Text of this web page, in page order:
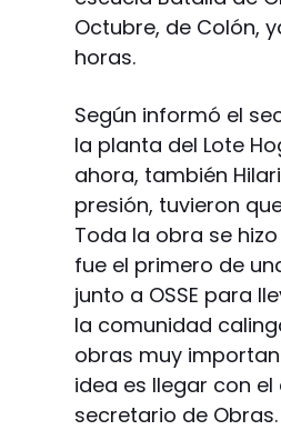
Octubre, de Colón,
horas.
Según informó el
la planta del Lote
ahora, también
presión, tuvieron
Toda la obra se
fue el primero de
junto a OSSE para
la comunidad
obras muy
idea es llegar con
secretario de Obras.